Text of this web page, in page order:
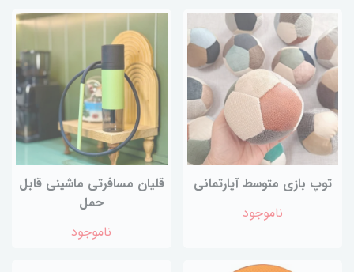
توپ بازی متوسط آپارتمانی
ناموجود
قلیان مسافرتی ماشینی قابل
حمل
ناموجود